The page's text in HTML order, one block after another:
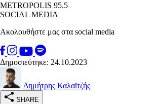
METROPOLIS 95.5
SOCIAL MEDIA
Ακολουθήστε μας στα social media
Δημοσιεύτηκε: 24.10.2023
Δημήτρης Καλαϊτζής
SHARE